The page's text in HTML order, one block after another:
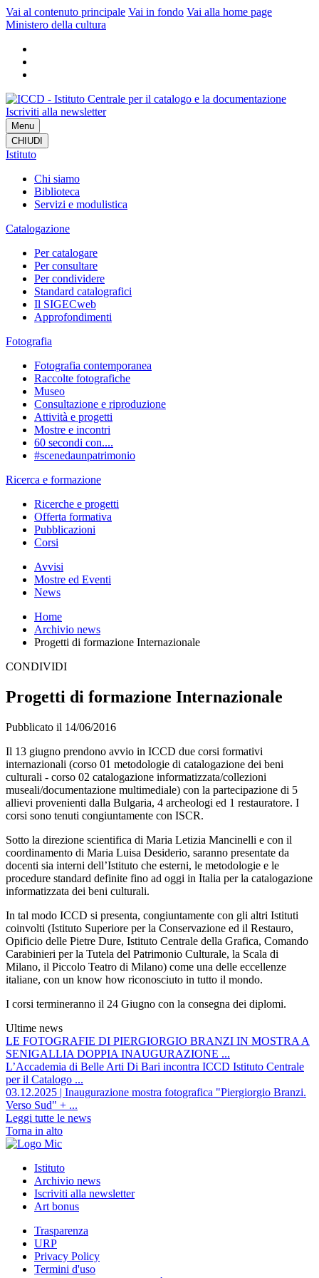
Vai al contenuto principale Vai in fondo Vai alla home page
Ministero della cultura
Iscriviti alla newsletter
Menu
CHIUDI
Istituto
Chi siamo
Biblioteca
Servizi e modulistica
Catalogazione
Per catalogare
Per consultare
Per condividere
Standard catalografici
Il SIGECweb
Approfondimenti
Fotografia
Fotografia contemporanea
Raccolte fotografiche
Museo
Consultazione e riproduzione
Attività e progetti
Mostre e incontri
60 secondi con....
#scenedaunpatrimonio
Ricerca e formazione
Ricerche e progetti
Offerta formativa
Pubblicazioni
Corsi
Avvisi
Mostre ed Eventi
News
Home
Archivio news
Progetti di formazione Internazionale
CONDIVIDI
Progetti di formazione Internazionale
Pubblicato il 14/06/2016
Il 13 giugno prendono avvio in ICCD due corsi formativi
internazionali (corso 01 metodologie di catalogazione dei beni
culturali - corso 02 catalogazione informatizzata/collezioni
museali/documentazione multimediale) con la partecipazione di 5
allievi provenienti dalla Bulgaria, 4 archeologi ed 1 restauratore. I
corsi sono tenuti congiuntamente con ISCR.
Sotto la direzione scientifica di Maria Letizia Mancinelli e con il
coordinamento di Maria Luisa Desiderio, saranno presentate da
docenti sia interni dell’Istituto che esterni, le metodologie e le
procedure standard definite fino ad oggi in Italia per la catalogazione
informatizzata dei beni culturali.
In tal modo ICCD si presenta, congiuntamente con gli altri Istituti
coinvolti (Istituto Superiore per la Conservazione ed il Restauro,
Opificio delle Pietre Dure, Istituto Centrale della Grafica, Comando
Carabinieri per la Tutela del Patrimonio Culturale, la Scala di
Milano, il Piccolo Teatro di Milano) come una delle eccellenze
italiane, con un know how riconosciuto in tutto il mondo.
I corsi termineranno il 24 Giugno con la consegna dei diplomi.
Ultime news
LE FOTOGRAFIE DI PIERGIORGIO BRANZI IN MOSTRA A
SENIGALLIA DOPPIA INAUGURAZIONE ...
L’Accademia di Belle Arti Di Bari incontra ICCD Istituto Centrale
per il Catalogo ...
03.12.2025 | Inaugurazione mostra fotografica "Piergiorgio Branzi.
Verso Sud" + ...
Leggi tutte le news
Torna in alto
Istituto
Archivio news
Iscriviti alla newsletter
Art bonus
Trasparenza
URP
Privacy Policy
Termini d'uso